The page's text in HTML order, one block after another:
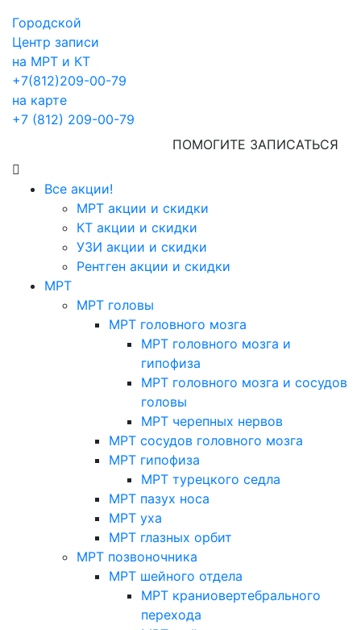
Городской
Центр записи
на МРТ и КТ
+7(812)209-00-79
на карте
+7 (812) 209-00-79
ПОМОГИТЕ ЗАПИСАТЬСЯ
Все акции!
МРТ акции и скидки
КТ акции и скидки
УЗИ акции и скидки
Рентген акции и скидки
МРТ
МРТ головы
МРТ головного мозга
МРТ головного мозга и
гипофиза
МРТ головного мозга и сосудов
головы
МРТ черепных нервов
МРТ сосудов головного мозга
МРТ гипофиза
МРТ турецкого седла
МРТ пазух носа
МРТ уха
МРТ глазных орбит
МРТ позвоночника
МРТ шейного отдела
МРТ краниовертебрального
перехода